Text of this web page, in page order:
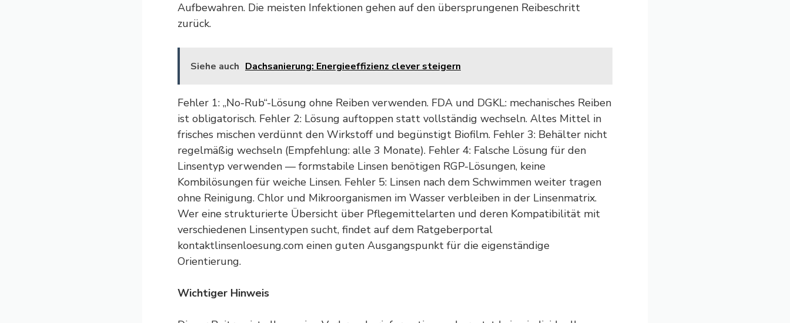
Aufbewahren. Die meisten Infektionen gehen auf den übersprungenen Reibeschritt
zurück.
Siehe auch Dachsanierung: Energieeffizienz clever steigern
Fehler 1: „No-Rub“-Lösung ohne Reiben verwenden. FDA und DGKL: mechanisches Reiben
ist obligatorisch. Fehler 2: Lösung auftoppen statt vollständig wechseln. Altes Mittel in
frisches mischen verdünnt den Wirkstoff und begünstigt Biofilm. Fehler 3: Behälter nicht
regelmäßig wechseln (Empfehlung: alle 3 Monate). Fehler 4: Falsche Lösung für den
Linsentyp verwenden — formstabile Linsen benötigen RGP-Lösungen, keine
Kombilösungen für weiche Linsen. Fehler 5: Linsen nach dem Schwimmen weiter tragen
ohne Reinigung. Chlor und Mikroorganismen im Wasser verbleiben in der Linsenmatrix.
Wer eine strukturierte Übersicht über Pflegemittelarten und deren Kompatibilität mit
verschiedenen Linsentypen sucht, findet auf dem Ratgeberportal
kontaktlinsenloesung.com einen guten Ausgangspunkt für die eigenständige
Orientierung.
Wichtiger Hinweis